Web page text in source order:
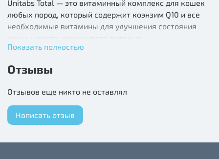
Unitabs Total — это витаминный комплекс для кошек
любых пород, который содержит коэнзим Q10 и все
необходимые витамины для улучшения состояния
✔ Сокращает линьку
✔ Способствует активному росту шерсти
✔ Укрепляет иммунитет
Показать полностью
Отзывы
Отзывов еще никто не оставлял
Написать отзыв